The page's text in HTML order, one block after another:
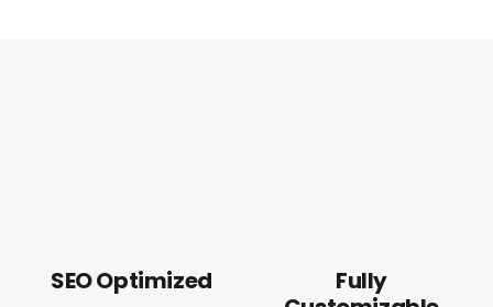
Image Friendly Speed Optimized